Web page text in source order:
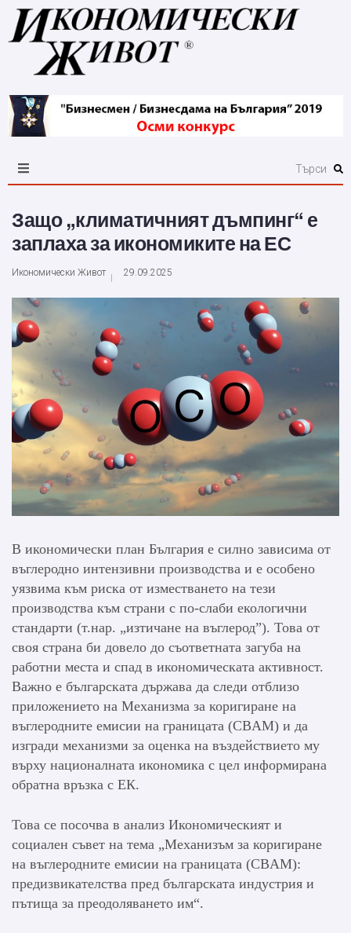
Защо „климатичният дъмпинг“ е
заплаха за икономиките на ЕС
Икономически Живот 29.09.2025
В икономически план България е силно зависима от
въглеродно интензивни производства и е особено
уязвима към риска от изместването на тези
производства към страни с по-слаби екологични
стандарти (т.нар. „изтичане на въглерод”). Това от
своя страна би довело до съответната загуба на
работни места и спад в икономическата активност.
Важно е българската държава да следи отблизо
приложението на Механизма за коригиране на
въглеродните емисии на границата (CBAM) и да
изгради механизми за оценка на въздействието му
върху националната икономика с цел информирана
обратна връзка с ЕК.
Това се посочва в анализ Икономическият и
социален съвет на тема „Механизъм за коригиране
на въглеродните емисии на границата (CBAM):
предизвикателства пред българската индустрия и
пътища за преодоляването им“.